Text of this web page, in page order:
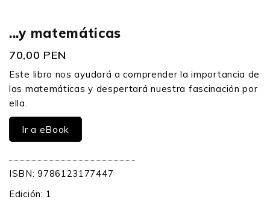
...y matemáticas
70,00 PEN
Este libro nos ayudará a comprender la importancia de
las matemáticas y despertará nuestra fascinación por
ella.
Ir a eBook
ISBN: 9786123177447
Edición: 1